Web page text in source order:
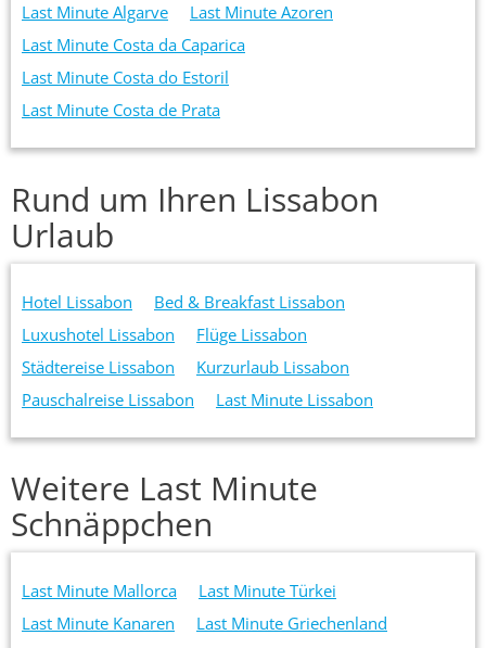
Last Minute Algarve
Last Minute Azoren
Last Minute Costa da Caparica
Last Minute Costa do Estoril
Last Minute Costa de Prata
Rund um Ihren Lissabon
Urlaub
Hotel Lissabon
Bed & Breakfast Lissabon
Luxushotel Lissabon
Flüge Lissabon
Städtereise Lissabon
Kurzurlaub Lissabon
Pauschalreise Lissabon
Last Minute Lissabon
Weitere Last Minute
Schnäppchen
Last Minute Mallorca
Last Minute Türkei
Last Minute Kanaren
Last Minute Griechenland